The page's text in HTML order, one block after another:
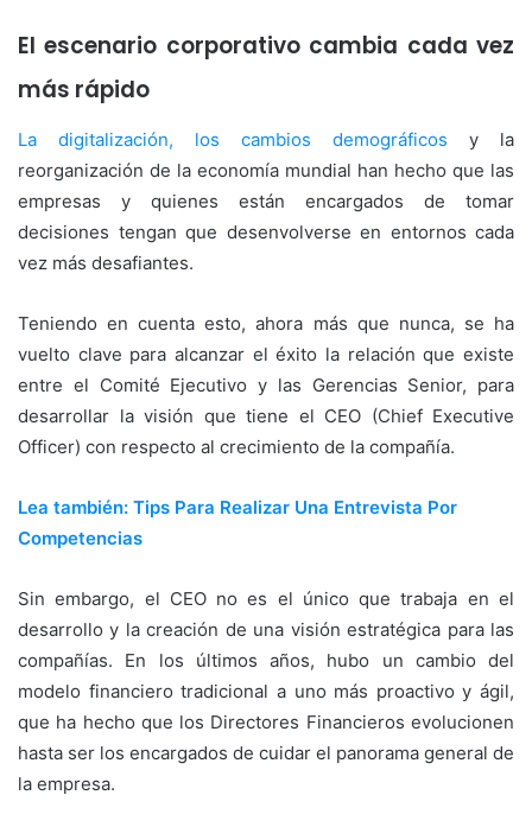
El escenario corporativo cambia cada vez
más rápido
La digitalización, los cambios demográficos y la
reorganización de la economía mundial han hecho que las
empresas y quienes están encargados de tomar
decisiones tengan que desenvolverse en entornos cada
vez más desafiantes.
Teniendo en cuenta esto, ahora más que nunca, se ha
vuelto clave para alcanzar el éxito la relación que existe
entre el Comité Ejecutivo y las Gerencias Senior, para
desarrollar la visión que tiene el CEO (Chief Executive
Officer) con respecto al crecimiento de la compañía.
Lea también: Tips Para Realizar Una Entrevista Por
Competencias
Sin embargo, el CEO no es el único que trabaja en el
desarrollo y la creación de una visión estratégica para las
compañías. En los últimos años, hubo un cambio del
modelo financiero tradicional a uno más proactivo y ágil,
que ha hecho que los Directores Financieros evolucionen
hasta ser los encargados de cuidar el panorama general de
la empresa.